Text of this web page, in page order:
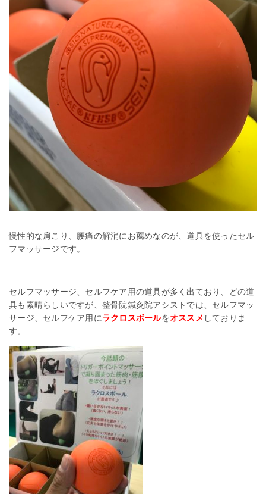
慢性的な肩こり、腰痛の解消にお薦めなのが、道具を使ったセル
フマッサージです。
セルフマッサージ、セルフケア用の道具が多く出ており、どの道
具も素晴らしいですが、整骨院鍼灸院アシストでは、セルフマッ
サージ、セルフケア用にラクロスボールをオススメ しておりま
す。